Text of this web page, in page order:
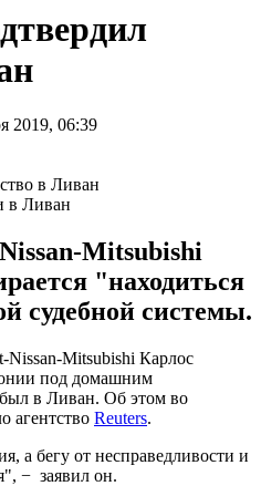
2019, 06:39
в Ливан
Mitsubishi
"находиться
судебной системы.
Nissan-Mitsubishi Карлос
под домашним
в Ливан. Об этом во
агентство Reuters.
а бегу от несправедливости и
− заявил он.